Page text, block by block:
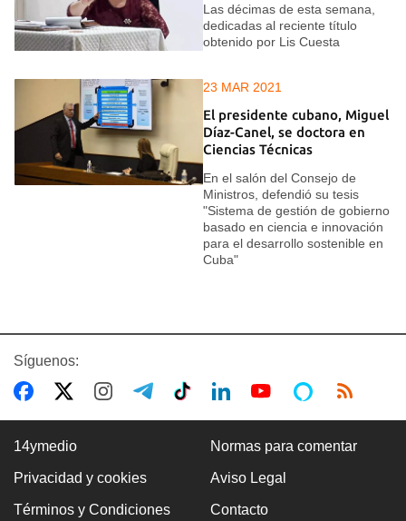
Las décimas de esta semana,
dedicadas al reciente título
obtenido por Lis Cuesta
23 MAR 2021
El presidente cubano, Miguel
Díaz-Canel, se doctora en
Ciencias Técnicas
En el salón del Consejo de
Ministros, defendió su tesis
"Sistema de gestión de gobierno
basado en ciencia e innovación
para el desarrollo sostenible en
Cuba"
Síguenos:
14ymedio Normas para comentar
Privacidad y cookies Aviso Legal
Términos y Condiciones Contacto